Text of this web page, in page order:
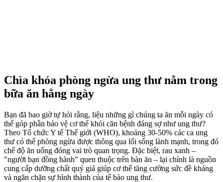
Chìa khóa phòng ngừa ung thư nằm trong
bữa ăn hằng ngày
Bạn đã bao giờ tự hỏi rằng, liệu những gì chúng ta ăn mỗi ngày có
thể góp phần bảo vệ c‌ơ th‌ể khỏi căn bệnh đáng sợ như ung thư?
Theo Tổ chức Y tế Thế giới (WHO), khoảng 30-50% các ca ung
thư có thể phòng ngừa được thông qua lối sống lành mạnh, trong đó
chế độ ăn uống đóng vai trò quan trọng. Đặc biệt, rau xanh –
"người bạn đồng hành" quen thuộc trên bàn ăn – lại chính là nguồn
cung cấp dưỡng chất quý giá giúp c‌ơ th‌ể tăng cường sức đề kháng
và ngăn chặn sự hình thành của tế bào ung thư.